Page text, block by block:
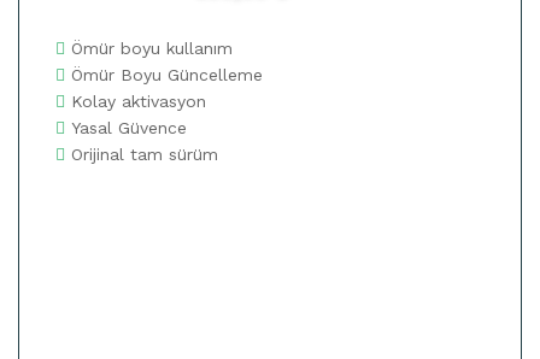
Ömür boyu kullanım
Ömür Boyu Güncelleme
Kolay aktivasyon
Yasal Güvence
Orijinal tam sürüm